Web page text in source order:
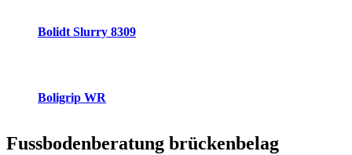
Bolidt Slurry 8309
Boligrip WR
Fussbodenberatung brückenbelag